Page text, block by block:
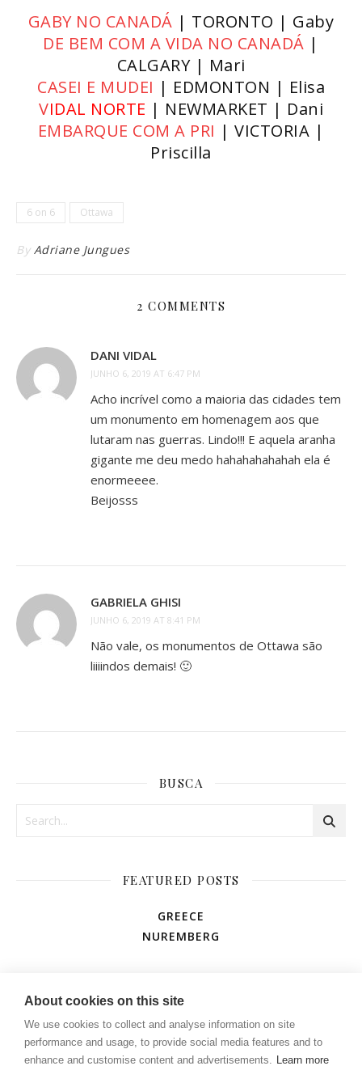
GABY NO CANADÁ | TORONTO | Gaby
DE BEM COM A VIDA NO CANADÁ |
CALGARY | Mari
CASEI E MUDEI | EDMONTON | Elisa
VIDAL NORTE | NEWMARKET | Dani
EMBARQUE COM A PRI | VICTORIA |
Priscilla
6 on 6 Ottawa
By Adriane Jungues
2 COMMENTS
DANI VIDAL
JUNHO 6, 2019 AT 6:47 PM
Acho incrível como a maioria das cidades tem
um monumento em homenagem aos que
lutaram nas guerras. Lindo!!! E aquela aranha
gigante me deu medo hahahahahahah ela é
enormeeee.
Beijosss
GABRIELA GHISI
JUNHO 6, 2019 AT 8:41 PM
Não vale, os monumentos de Ottawa são
liiiindos demais! 🙂
BUSCA
FEATURED POSTS
GREECE
NUREMBERG
About cookies on this site
We use cookies to collect and analyse information on site
performance and usage, to provide social media features and to
enhance and customise content and advertisements. Learn more